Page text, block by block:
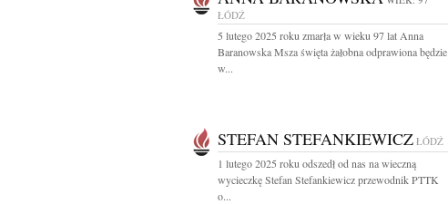
ŁÓDŹ
5 lutego 2025 roku zmarła w wieku 97 lat Anna
Baranowska Msza święta żałobna odprawiona będzie
w...
STEFAN STEFANKIEWICZ ŁÓDŹ
1 lutego 2025 roku odszedł od nas na wieczną
wycieczkę Stefan Stefankiewicz przewodnik PTTK
o...